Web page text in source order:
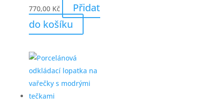
770,00 Kč
Přidat
do košíku